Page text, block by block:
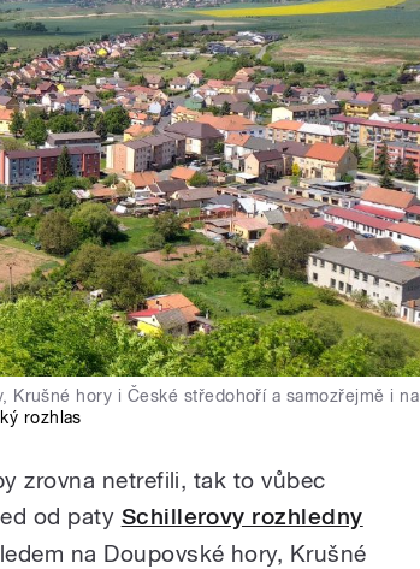
Krušné hory i České středohoří a samozřejmě i na
rozhlas
zrovna netrefili, tak to vůbec
od paty Schillerovy rozhledny
na Doupovské hory, Krušné